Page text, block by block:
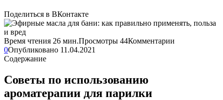
Поделиться в ВКонтакте
Время чтения 26 мин.Просмотры 44Комментарии
0Опубликовано 11.04.2021
Содержание
Советы по использованию
ароматерапии для парилки